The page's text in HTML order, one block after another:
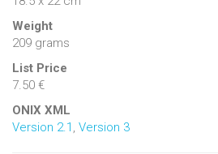
Weight
209 grams
List Price
7.50 €
ONIX XML
Version 2.1 Version 3